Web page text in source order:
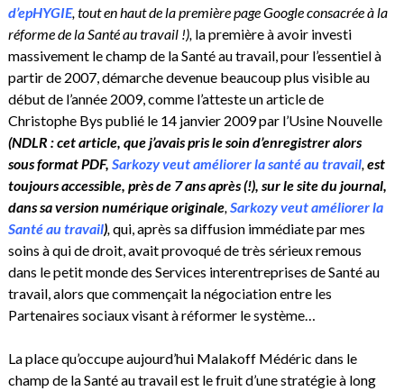
d’epHYGIE, tout en haut de la première page Google consacrée à la
réforme de la Santé au travail !), la première à avoir investi
massivement le champ de la Santé au travail, pour l’essentiel à
partir de 2007, démarche devenue beaucoup plus visible au
début de l’année 2009, comme l’atteste un article de
Christophe Bys publié le 14 janvier 2009 par l’Usine Nouvelle
(NDLR : cet article, que j’avais pris le soin d’enregistrer alors
sous format PDF, Sarkozy veut améliorer la santé au travail, est
toujours accessible, près de 7 ans après (!), sur le site du journal,
dans sa version numérique originale, Sarkozy veut améliorer la
Santé au travail), qui, après sa diffusion immédiate par mes
soins à qui de droit, avait provoqué de très sérieux remous
dans le petit monde des Services interentreprises de Santé au
travail, alors que commençait la négociation entre les
Partenaires sociaux visant à réformer le système…
La place qu’occupe aujourd’hui Malakoff Médéric dans le
champ de la Santé au travail est le fruit d’une stratégie à long